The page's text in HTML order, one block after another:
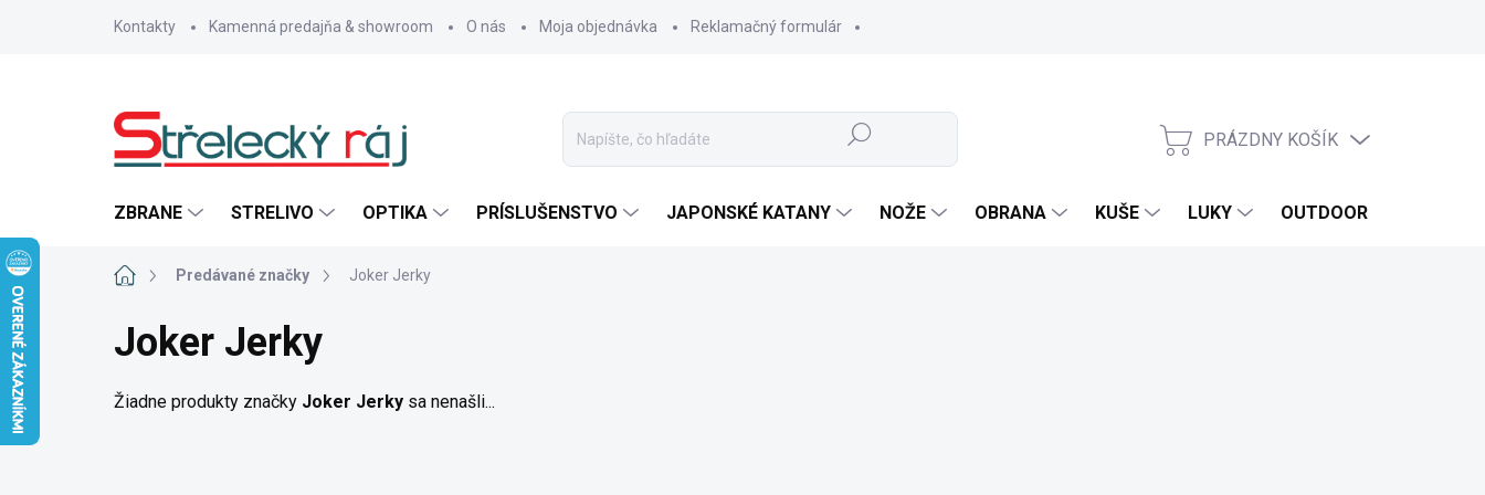
Kontakty Kamenná predajňa & showroom O nás Moja objednávka Reklamačný formulár
Hľadať
NÁKUPNÝ
PRÁZDNY KOŠÍK
ZBRANE STRELIVO OPTIKA PRÍSLUŠENSTVO JAPONSKÉ KATANY NOŽE OBRANA KUŠE LUKY OUTDOOR
DomovPredávané značky Joker Jerky
Joker Jerky
Žiadne produkty značky Joker Jerky sa nenašli...